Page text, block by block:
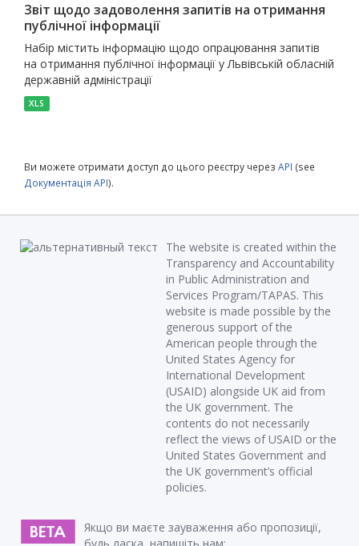
Звіт щодо задоволення запитів на отримання
публічної інформації
Набір містить інформацію щодо опрацювання запитів
на отримання публічної інформації у Львівській обласній
державній адміністрації
XLS
Ви можете отримати доступ до цього реєстру через API (see
Документація API).
The website is created within the
Transparency and Accountability
in Public Administration and
Services Program/TAPAS. This
website is made possible by the
generous support of the
American people through the
United States Agency for
International Development
(USAID) alongside UK aid from
the UK government. The
contents do not necessarily
reflect the views of USAID or the
United States Government and
the UK government’s official
policies.
Якщо ви маєте зауваження або пропозиції,